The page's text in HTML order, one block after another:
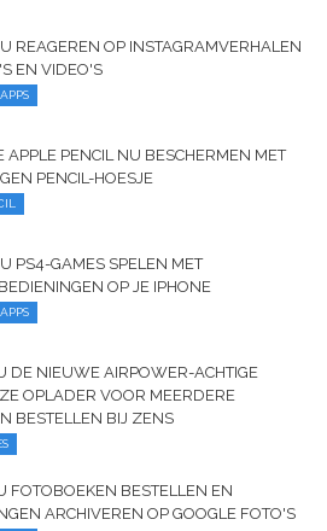
REAGEREN OP INSTAGRAMVERHALEN
EN VIDEO'S
APPLE PENCIL NU BESCHERMEN MET
PENCIL-HOESJE
PS4-GAMES SPELEN MET
OP JE IPHONE
DE NIEUWE AIRPOWER-ACHTIGE
OPLADER VOOR MEERDERE
BESTELLEN BIJ ZENS
FOTOBOEKEN BESTELLEN EN
ARCHIVEREN OP GOOGLE FOTO'S